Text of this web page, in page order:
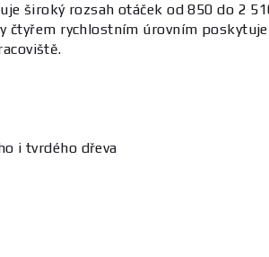
široký rozsah otáček od 850 do 2
čtyřem rychlostním úrovním
i tvrdého dřeva